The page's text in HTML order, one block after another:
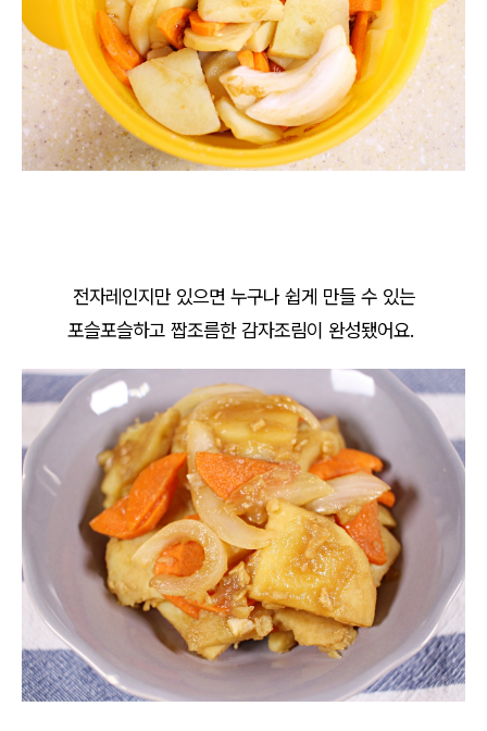
전자레인지만 있으면 누구나 쉽게 만들 수 있는
포슬포슬하고 짭조름한 감자조림이 완성됐어요.